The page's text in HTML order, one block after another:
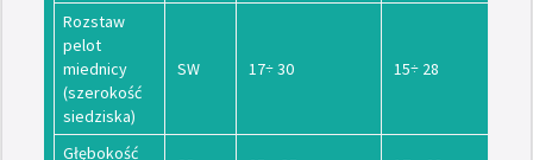
Rozstaw
pelot
miednicy
(szerokość
siedziska)
SW 17÷ 30 15÷ 28
Głębokość